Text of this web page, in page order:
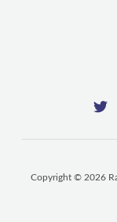
Copyright © 2026